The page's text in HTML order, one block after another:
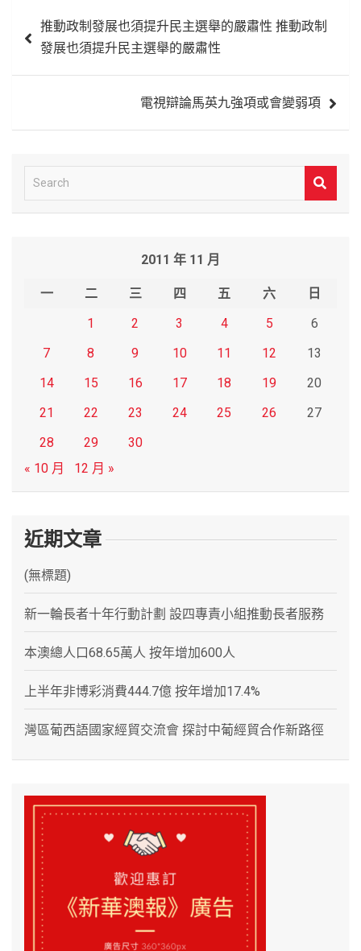
章 推動政制發展也須提升民主選舉的嚴肅性 推動政制
發展也須提升民主選舉的嚴肅性
電視辯論馬英九強項或會變弱項
e
2011 年 11 月
一 二 三 四 五 六
日
1
2 3 4 5
6
7
8 9 10 11 12
13
14
15 16 17 18 19
20
21
22 23 24 25 26
27
28
29
30
« 10 月
12 月 »
近期文章
(無標題)
新一輪長者十年行動計劃 設四專責小組推動長者服務
本澳總人口68.65萬人 按年增加600人
上半年非博彩消費444.7億 按年增加17.4%
灣區葡西語國家經貿交流會 探討中葡經貿合作新路徑